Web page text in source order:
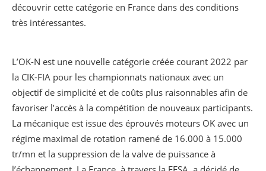
découvrir cette catégorie en France dans des conditions
très intéressantes.
L’OK-N est une nouvelle catégorie créée courant 2022 par
la CIK-FIA pour les championnats nationaux avec un
objectif de simplicité et de coûts plus raisonnables afin de
favoriser l’accès à la compétition de nouveaux participants.
La mécanique est issue des éprouvés moteurs OK avec un
régime maximal de rotation ramené de 16.000 à 15.000
tr/mn et la suppression de la valve de puissance à